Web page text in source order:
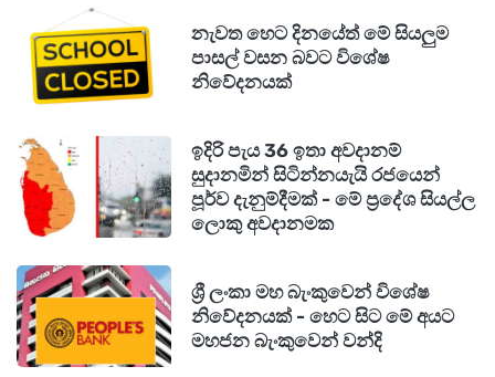
නැවත හෙට දිනයේත් මේ සියලුම
පාසල් වසන බවට විශේෂ
නිවේදනයක්
ඉදිරි පැය 36 ඉතා අවදානම්
සුදානමින් සිටින්නයැයි රජයෙන්
පූර්ව දැනුම්දීමක් - මේ ප්‍රදේශ සියල්ල
ලොකු අවදානමක
ශ්‍රී ලංකා මහ බැංකුවෙන් විශේෂ
නිවේදනයක් - හෙට සිට මේ අයට
මහජන බැංකුවෙන් වන්දි